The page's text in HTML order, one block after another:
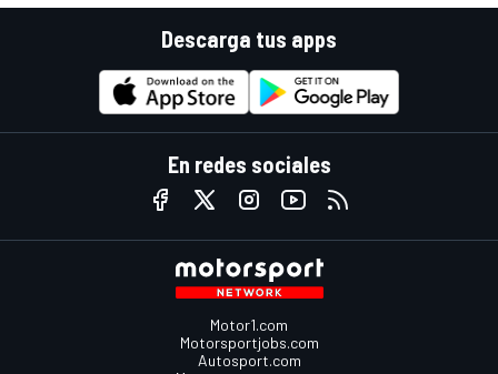
Descarga tus apps
En redes sociales
Motor1.com
Motorsportjobs.com
Autosport.com